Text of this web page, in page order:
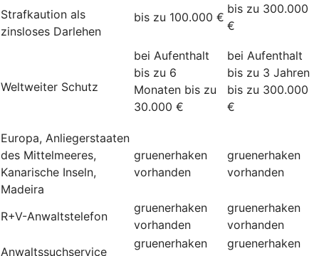
Strafkaution als
zinsloses Darlehen
bis zu 100.000 €
bis zu 300.000
€
Weltweiter Schutz
bei Aufenthalt
bis zu 6
Monaten bis zu
30.000 €
bei Aufenthalt
bis zu 3 Jahren
bis zu 300.000
€
Europa, Anliegerstaaten
des Mittelmeeres,
Kanarische Inseln,
Madeira
gruenerhaken
vorhanden
gruenerhaken
vorhanden
R+V-Anwaltstelefon
gruenerhaken
vorhanden
gruenerhaken
vorhanden
Anwaltssuchservice
gruenerhaken
gruenerhaken